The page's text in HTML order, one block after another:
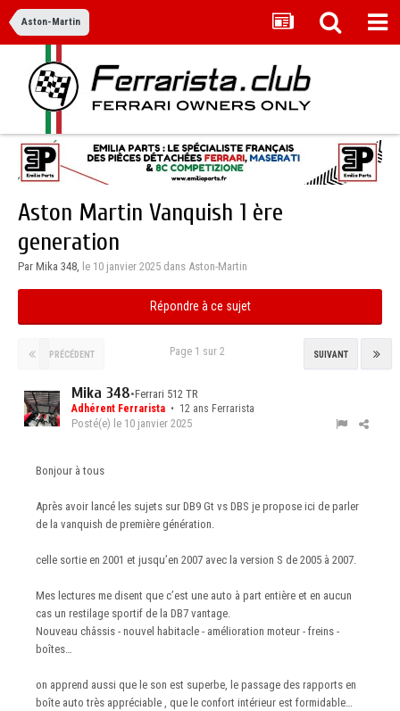
Aston-Martin
Aston Martin Vanquish 1 ère
generation
Par Mika 348, le 10 janvier 2025 dans Aston-Martin
Répondre à ce sujet
PRÉCÉDENT SUIVANT
Page 1 sur 2
Mika 348•Ferrari 512 TR
Adhérent Ferrarista • 12 ans Ferrarista
Posté(e) le 10 janvier 2025
Bonjour à tous
Après avoir lancé les sujets sur DB9 Gt vs DBS je propose ici de parler
de la vanquish de première génération.
celle sortie en 2001 et jusqu’en 2007 avec la version S de 2005 à 2007.
Mes lectures me disent que c’est une auto à part entière et en aucun
cas un restilage sportif de la DB7 vantage.
Nouveau châssis - nouvel habitacle - amélioration moteur - freins -
boîtes…
on apprend aussi que le son est superbe, le passage des rapports en
boîte auto très appréciable , que le confort intérieur est formidable…